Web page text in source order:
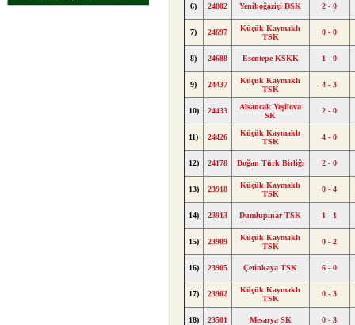
6) 24802 Yeniboğaziçi DSK 2 - 0
7) 24697
Küçük Kaymaklı
TSK
0 - 0
8) 24688 Esentepe KSKK 1 - 0
9) 24437
Küçük Kaymaklı
TSK
4 - 3
10) 24433
Alsancak Yeşilova
SK
2 - 0
11) 24426
Küçük Kaymaklı
TSK
4 - 0
12) 24178 Doğan Türk Birliği 2 - 0
13) 23918
Küçük Kaymaklı
TSK
0 - 4
14) 23913 Dumlupınar TSK 1 - 1
15) 23909
Küçük Kaymaklı
TSK
0 - 2
16) 23905 Çetinkaya TSK 6 - 0
17) 23902
Küçük Kaymaklı
TSK
0 - 3
18) 23501 Mesarya SK 0 - 3